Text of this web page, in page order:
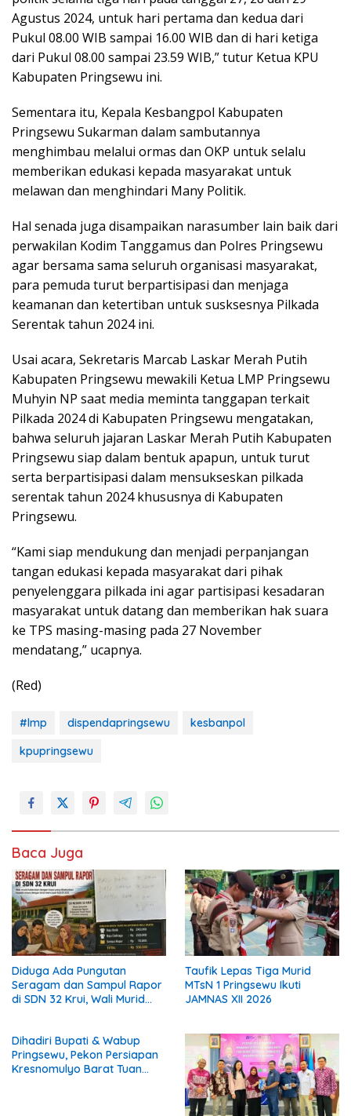
Agustus 2024, untuk hari pertama dan kedua dari
Pukul 08.00 WIB sampai 16.00 WIB dan di hari ketiga
dari Pukul 08.00 sampai 23.59 WIB,” tutur Ketua KPU
Kabupaten Pringsewu ini.
Sementara itu, Kepala Kesbangpol Kabupaten
Pringsewu Sukarman dalam sambutannya
menghimbau melalui ormas dan OKP untuk selalu
memberikan edukasi kepada masyarakat untuk
melawan dan menghindari Many Politik.
Hal senada juga disampaikan narasumber lain baik dari
perwakilan Kodim Tanggamus dan Polres Pringsewu
agar bersama sama seluruh organisasi masyarakat,
para pemuda turut berpartisipasi dan menjaga
keamanan dan ketertiban untuk susksesnya Pilkada
Serentak tahun 2024 ini.
Usai acara, Sekretaris Marcab Laskar Merah Putih
Kabupaten Pringsewu mewakili Ketua LMP Pringsewu
Muhyin NP saat media meminta tanggapan terkait
Pilkada 2024 di Kabupaten Pringsewu mengatakan,
bahwa seluruh jajaran Laskar Merah Putih Kabupaten
Pringsewu siap dalam bentuk apapun, untuk turut
serta berpartisipasi dalam mensukseskan pilkada
serentak tahun 2024 khususnya di Kabupaten
Pringsewu.
“Kami siap mendukung dan menjadi perpanjangan
tangan edukasi kepada masyarakat dari pihak
penyelenggara pilkada ini agar partisipasi kesadaran
masyarakat untuk datang dan memberikan hak suara
ke TPS masing-masing pada 27 November
mendatang,” ucapnya.
(Red)
#lmp dispendapringsewu
kesbanpol
kpupringsewu
Baca Juga
Diduga Ada Pungutan
Seragam dan Sampul Rapor
di SDN 32 Krui, Wali Murid
Taufik Lepas Tiga Murid
MTsN 1 Pringsewu Ikuti
JAMNAS XII 2026
Dihadiri Bupati & Wabup
Pringsewu, Pekon Persiapan
Kresnomulyo Barat Tuan